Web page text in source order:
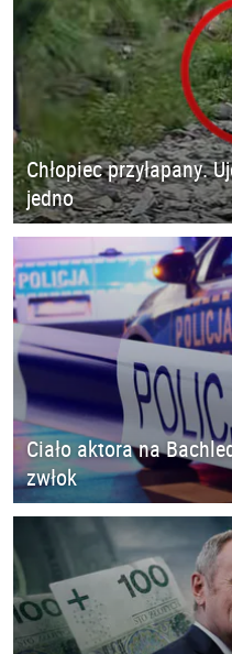
Chłopiec przyłapany.
jedno
Ciało aktora na
zwłok